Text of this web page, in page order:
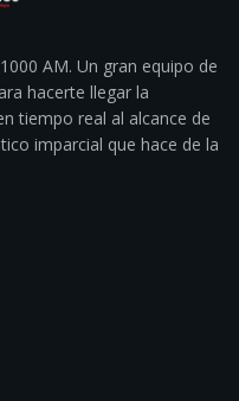
AM. Un gran equipo de
hacerte llegar la
tiempo real al alcance de
imparcial que hace de la